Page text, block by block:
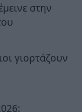
στην
γιορτάζουν